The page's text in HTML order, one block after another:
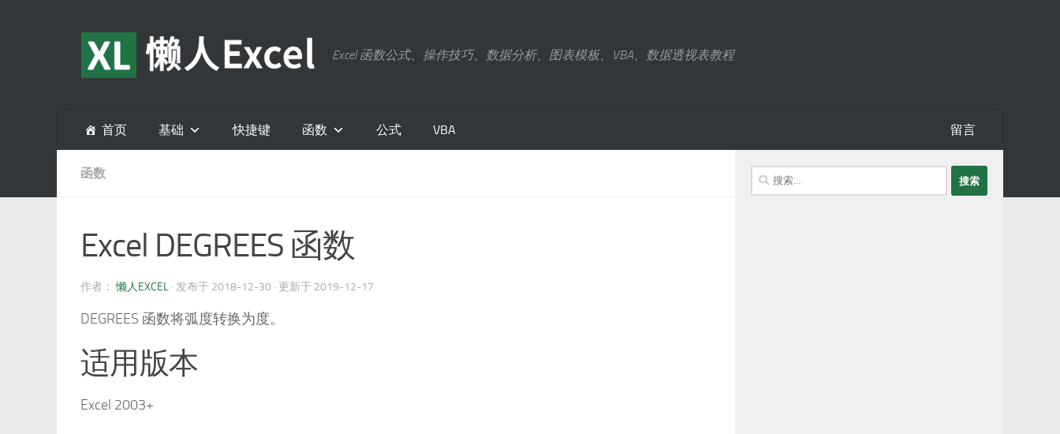
Excel 函数公式、操作技巧、数据分析、图表模板、VBA、数据透视表教程
首页 基础 快捷键 函数 公式 VBA 留言
函数
Excel DEGREES 函数
作者：懒人EXCEL · 发布于 2018-12-30 · 更新于 2019-12-17
DEGREES 函数将弧度转换为度。
适用版本
Excel 2003+
搜
索：